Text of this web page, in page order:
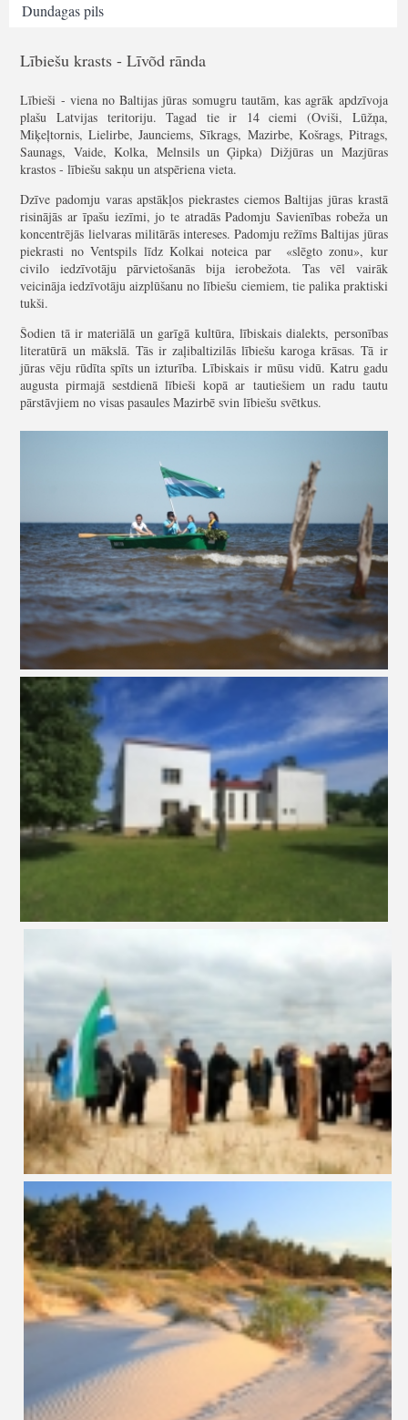
Dundagas pils
Lībiešu krasts - Līvõd rānda
Lībieši - viena no Baltijas jūras somugru tautām, kas agrāk apdzīvoja
plašu Latvijas teritoriju. Tagad tie ir 14 ciemi (Oviši, Lūžņa,
Miķeļtornis, Lielirbe, Jaunciems, Sīkrags, Mazirbe, Košrags, Pitrags,
Saunags, Vaide, Kolka, Melnsils un Ģipka) Dižjūras un Mazjūras
krastos - lībiešu sakņu un atspēriena vieta.
Dzīve padomju varas apstākļos piekrastes ciemos Baltijas jūras krastā
risinājās ar īpašu iezīmi, jo te atradās Padomju Savienības robeža un
koncentrējās lielvaras militārās intereses. Padomju režīms Baltijas jūras
piekrasti no Ventspils līdz Kolkai noteica par «slēgto zonu», kur
civilo iedzīvotāju pārvietošanās bija ierobežota. Tas vēl vairāk
veicināja iedzīvotāju aizplūšanu no lībiešu ciemiem, tie palika praktiski
tukši.
Šodien tā ir materiālā un garīgā kultūra, lībiskais dialekts, personības
literatūrā un mākslā. Tās ir zaļibaltizilās lībiešu karoga krāsas. Tā ir
jūras vēju rūdīta spīts un izturība. Lībiskais ir mūsu vidū. Katru gadu
augusta pirmajā sestdienā lībieši kopā ar tautiešiem un radu tautu
pārstāvjiem no visas pasaules Mazirbē svin lībiešu svētkus.